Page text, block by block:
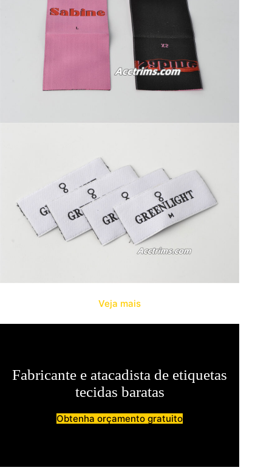
Veja mais
Fabricante e atacadista de etiquetas
tecidas baratas
Obtenha orçamento gratuito